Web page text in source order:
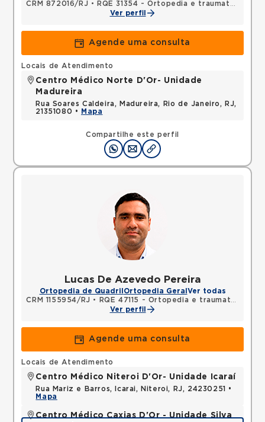
CRM 872016/RJ •
RQE 31354 - Ortopedia e traumatologia
Ver perfil
Agende uma consulta
Compartilhe este perfil
Locais de Atendimento
Centro Médico Norte D'Or- Unidade
Madureira
Rua Soares Caldeira, Madureira, Rio de Janeiro, RJ,
21351080 •
Mapa
Lucas De Azevedo Pereira
Ortopedia de Quadril Ortopedia Geral Ver todas
CRM 1155954/RJ •
RQE 47115 - Ortopedia e traumatologia
Ver perfil
Agende uma consulta
Locais de Atendimento
Centro Médico Niteroi D'Or- Unidade Icaraí
Rua Mariz e Barros, Icarai, Niteroi, RJ, 24230251 •
Mapa
Centro Médico Caxias D'Or - Unidade Silva